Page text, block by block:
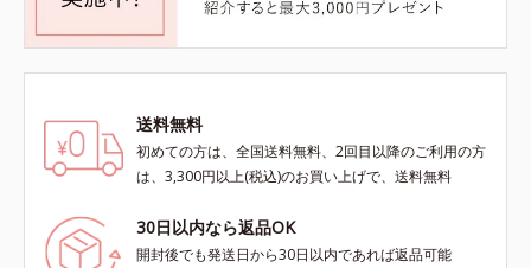
送料無料
初めての方は、全国送料無料、2回目以降のご利用の方
は、3,300円以上(税込)のお買い上げで、送料無料
30日以内なら返品OK
開封後でも発送日から30日以内であれば返品可能